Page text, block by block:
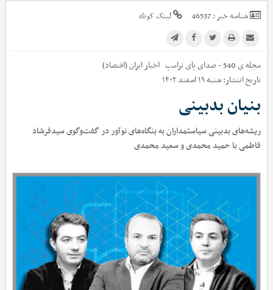
شناسه خبر :46537 لینک کوتاه
مجله ی 540 - صدای پای ترامپ اخبارایران (اقتصاد)
تاریخ انتشار:شنبه ۱۹ اسفند ۱۴۰۲
بنیان بدبینی
ریشه‌های بدبینی سیاستمداران به بنگاه‌های نوآور در گفت‌وگوی سیدفرشاد
فاطمی با حمید محمدی و سعید محمدی